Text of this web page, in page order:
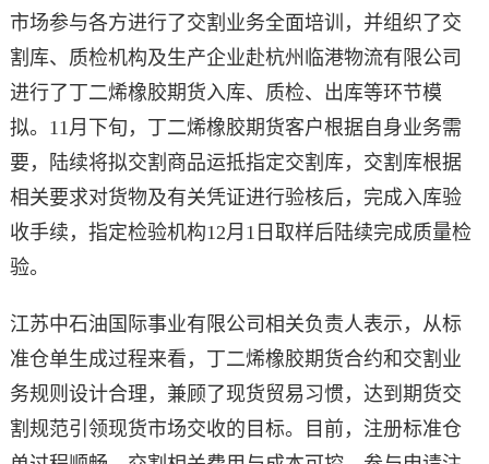
市场参与各方进行了交割业务全面培训，并组织了交
割库、质检机构及生产企业赴杭州临港物流有限公司
进行了丁二烯橡胶期货入库、质检、出库等环节模
拟。11月下旬，丁二烯橡胶期货客户根据自身业务需
要，陆续将拟交割商品运抵指定交割库，交割库根据
相关要求对货物及有关凭证进行验核后，完成入库验
收手续，指定检验机构12月1日取样后陆续完成质量检
验。
江苏中石油国际事业有限公司相关负责人表示，从标
准仓单生成过程来看，丁二烯橡胶期货合约和交割业
务规则设计合理，兼顾了现货贸易习惯，达到期货交
割规范引领现货市场交收的目标。目前，注册标准仓